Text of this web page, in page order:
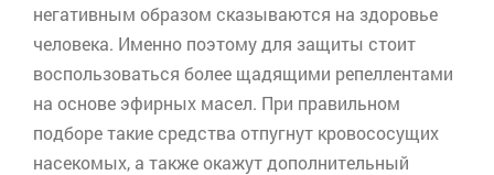
негативным образом сказываются на здоровье
человека. Именно поэтому для защиты стоит
воспользоваться более щадящими репеллентами
на основе эфирных масел. При правильном
подборе такие средства отпугнут кровососущих
насекомых, а также окажут дополнительный